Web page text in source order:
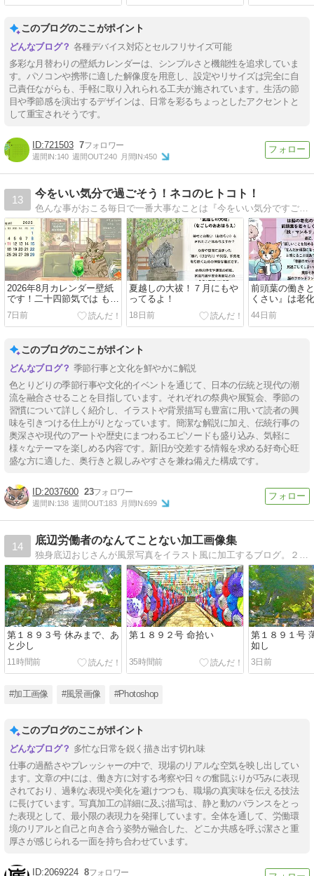
このブログのここがポイント
各種デバイス対応とセルフリサイズ可能
多彩な月替わりの壁紙カレンダーは、シンプルさと機能性を追求していま
す。パソコンや携帯に適した解像度を用意し、設定やリサイズは完全に自
己責任ながらも、手軽に取り入れられる工夫が施されています。生活の節
目や季節感を演出するデザインは、日常を彩るちょっとしたアクセントと
して重宝されそうです。
721503 7
週間IN:140 週間OUT:240 月間IN:450
13
今をいい気分で過ごそう！ネコのヒトコト！
色んな事がおこる毎日で一番大事なことは『今をいい気分ですごすこと！』と気が付きました！読んだ本やトピックスから気になったワードを取り上げてニャンコのイラストと共に書いています。自分の楽しい！を見つけてね。
2026年8月カレンダー壁紙
です！二十四節気では もう
秋！？
7日前
夏越しの大祓！７月にもや
ってるよ！
18日前
前頭葉の働き
くさい』は老
だ！
44日前
このブログのここがポイント
季節行事と文化を鮮やかに解説
色とりどりの季節行事や文化的イベントを通じて、日本の伝統と現代の潮
流を融合させることを目指しています。それぞれの祭典や展覧会、季節の
習慣について詳しく紹介し、イラストや背景描写も豊富に用いて読者の興
味を引きつける仕上がりとなっています。簡潔な解説に加え、伝統行事の
奥深さや現代のアートや歴史にまつわるエピソードも盛り込み、気軽に
様々なテーマを楽しめる内容です。新旧が交差する情報を求める好奇心旺
盛な方に適した、奥行きと親しみやすさを兼ね備えた構成です。
2037600 23
週間IN:138 週間OUT:183 月間IN:699
14
底辺労働者のなんてことない加工画像集
第１８９３号 休みまで、あ
と少し
11時間前
第１８９２号 命拾い
35時間前
第１８９１号
如し
3日前
#加工画像 #風景画像 #Photoshop
このブログのここがポイント
多忙な日常を鋭く描き出す切れ味
仕事の過酷さやプレッシャーの中で、現場のリアルな空気を映し出してい
ます。文章の中には、働き方に対する考察や日々の奮闘ぶりが巧みに表現
されており、過剰な表現や美化を避けつつも、職場の真実味を伝える技法
に長けています。写真加工の詳細に及ぶ描写は、静と動のバランスをとっ
た表現として、最小限の表現力を発揮しています。全体を通して、労働環
境のリアルと自己と向き合う姿勢が融合した、どこか共感を呼ぶ潔さと重
厚さが感じられる一面を持ち合わせています。
2069224 8